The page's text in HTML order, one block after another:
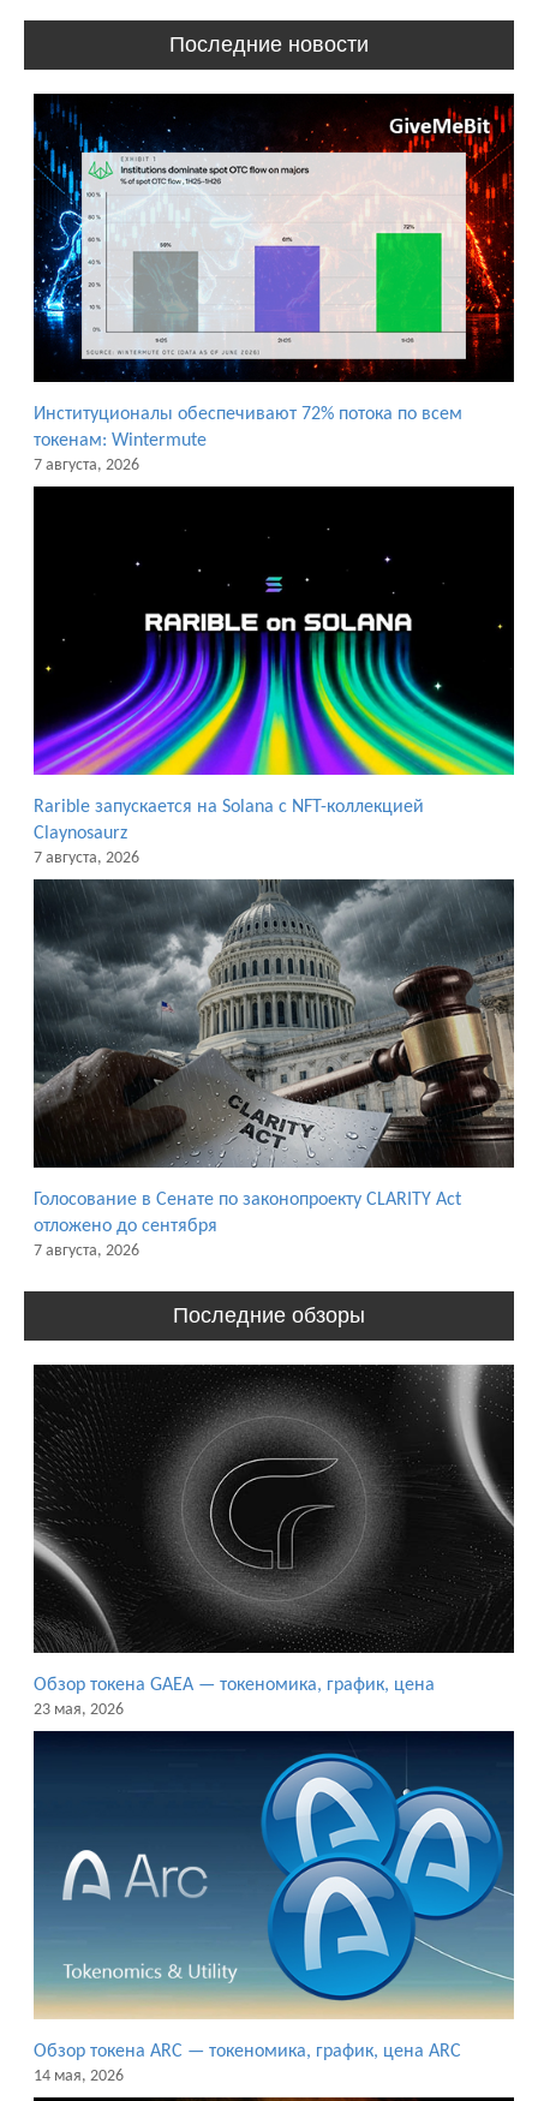
Последние новости
Институционалы обеспечивают 72% потока по всем
токенам: Wintermute
7 августа, 2026
Rarible запускается на Solana с NFT-коллекцией
Claynosaurz
7 августа, 2026
Голосование в Сенате по законопроекту CLARITY Act
отложено до сентября
7 августа, 2026
Последние обзоры
Обзор токена GAEA — токеномика, график, цена
23 мая, 2026
Обзор токена ARC — токеномика, график, цена ARC
14 мая, 2026